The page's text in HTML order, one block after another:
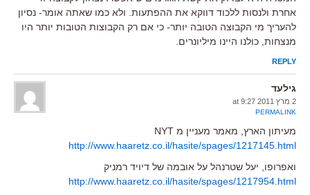
אחרת ולנסות ללכוד דווקא את ההפתעות. ולא כמו שאתה אומר- נסיון
להעריך מי הקבוצה הטובה יותר- כי אם רק הקבוצות הטובות יותר היו
מנצחות, כולנו היינו מיליונרים.
REPLY
גילעד
2 מרץ 2011 at 9:27
PERMALINK
מעיתון הארץ, מאמר מעניין מ NYT
http://www.haaretz.co.il/hasite/spages/1217145.html
ואפרופו, יעל שטרנהל על אובמה של דיויד רמניק
http://www.haaretz.co.il/hasite/spages/1217954.html